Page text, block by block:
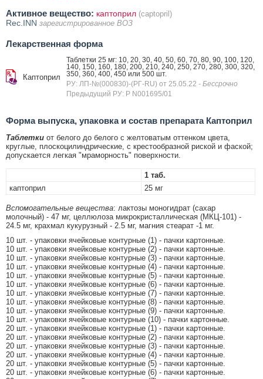
Активное вещество: каптоприл (captopril)
Rec.INN зарегистрированное ВОЗ
Лекарственная форма
Каптоприл
Таблетки 25 мг: 10, 20, 30, 40, 50, 60, 70, 80, 90, 100, 120,
140, 150, 160, 180, 200, 210, 240, 250, 270, 280, 300, 320,
350, 360, 400, 450 или 500 шт.
РУ: ЛП-№(000830)-(РГ-RU) от 25.05.22 - Бессрочно
Предыдущий РУ: Р N001695/01
Форма выпуска, упаковка и состав препарата Каптоприл
Таблетки от белого до белого с желтоватым оттенком цвета,
круглые, плоскоцилиндрические, с крестообразной риской и фаской;
допускается легкая "мраморность" поверхности.
1 таб.
каптоприл
25 мг
Вспомогательные вещества: лактозы моногидрат (сахар
молочный) - 47 мг, целлюлоза микрокристаллическая (МКЦ-101) -
24.5 мг, крахмал кукурузный - 2.5 мг, магния стеарат -1 мг.
10 шт. - упаковки ячейковые контурные (1) - пачки картонные.
10 шт. - упаковки ячейковые контурные (2) - пачки картонные.
10 шт. - упаковки ячейковые контурные (3) - пачки картонные.
10 шт. - упаковки ячейковые контурные (4) - пачки картонные.
10 шт. - упаковки ячейковые контурные (5) - пачки картонные.
10 шт. - упаковки ячейковые контурные (6) - пачки картонные.
10 шт. - упаковки ячейковые контурные (7) - пачки картонные.
10 шт. - упаковки ячейковые контурные (8) - пачки картонные.
10 шт. - упаковки ячейковые контурные (9) - пачки картонные.
10 шт. - упаковки ячейковые контурные (10) - пачки картонные.
20 шт. - упаковки ячейковые контурные (1) - пачки картонные.
20 шт. - упаковки ячейковые контурные (2) - пачки картонные.
20 шт. - упаковки ячейковые контурные (3) - пачки картонные.
20 шт. - упаковки ячейковые контурные (4) - пачки картонные.
20 шт. - упаковки ячейковые контурные (5) - пачки картонные.
20 шт. - упаковки ячейковые контурные (6) - пачки картонные.